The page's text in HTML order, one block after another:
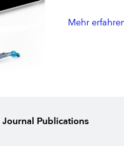
Polysomnographie
Intraoperatives Monitoring
Belastungs-EKG
BlueSensor
Larynxmasken
Gesichtsmasken
Beatmungsbeutel
Zahlen und Fakten
Zubehör
Mehr
Journal Publications